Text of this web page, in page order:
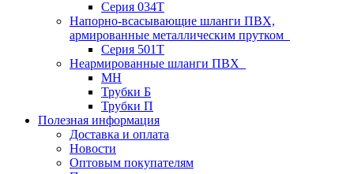
Серия 034Т
Напорно-всасывающие шланги ПВХ,
армированные металлическим прутком
Серия 501T
Неармированные шланги ПВХ
МН
Трубки Б
Трубки П
Полезная информация
Доставка и оплата
Новости
Оптовым покупателям